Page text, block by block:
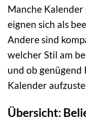
Manche
eignen sich als
Andere sind
welcher Stil am
und ob genügend
Kalender
Übersicht: